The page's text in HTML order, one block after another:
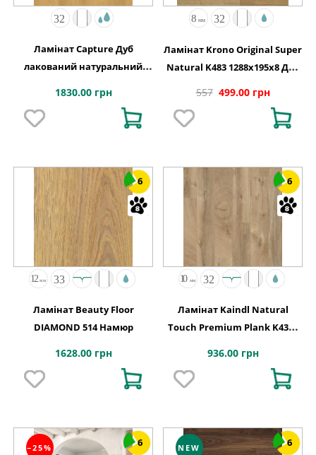
Ламінат Capture Дуб
лакований натуральний
1830.00 грн
Ламінат Krono Original Super
Natural K483 1288x195x8 Дуб
557 499.00 грн
6
Ламінат Beauty Floor
DIAMOND 514 Намюр
1628.00 грн
6
Ламінат Kaindl Natural
Touch Premium Plank K4381
936.00 грн
−25% 6 NEW 6